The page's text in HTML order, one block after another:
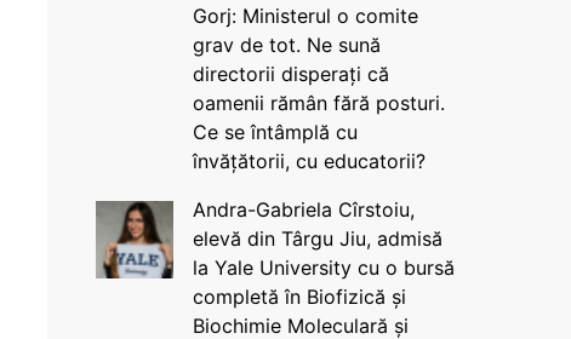
Gorj: Ministerul o comite
grav de tot. Ne sună
directorii disperați că
oamenii rămân fără posturi.
Ce se întâmplă cu
învățătorii, cu educatorii?
Andra-Gabriela Cîrstoiu,
elevă din Târgu Jiu, admisă
la Yale University cu o bursă
completă în Biofizică și
Biochimie Moleculară și